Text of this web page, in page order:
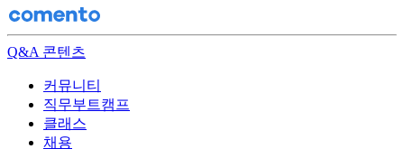
Q&A 콘텐츠
커뮤니티
직무부트캠프
클래스
채용